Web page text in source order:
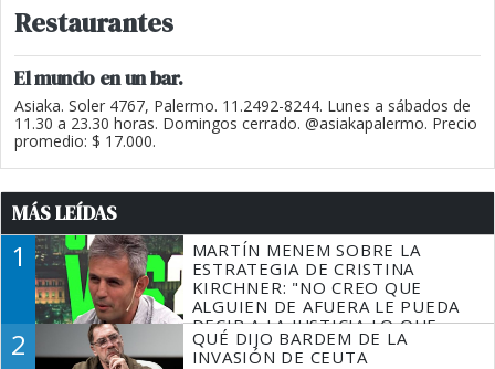
Restaurantes
El mundo en un bar.
Asiaka. Soler 4767, Palermo. 11.2492-8244. Lunes a sábados de
11.30 a 23.30 horas. Domingos cerrado. @asiakapalermo. Precio
promedio: $ 17.000.
MÁS LEÍDAS
1
MARTÍN MENEM SOBRE LA
ESTRATEGIA DE CRISTINA
KIRCHNER: "NO CREO QUE
ALGUIEN DE AFUERA LE PUEDA
DECIR A LA JUSTICIA LO QUE
TIENE QUE HACER"
2
QUÉ DIJO BARDEM DE LA
INVASIÓN DE CEUTA